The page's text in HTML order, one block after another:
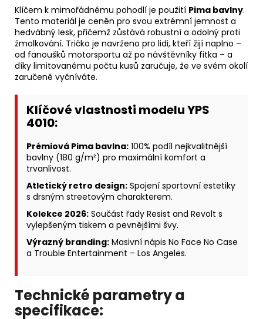
Klíčem k mimořádnému pohodlí je použití Pima bavlny.
Tento materiál je ceněn pro svou extrémní jemnost a
hedvábný lesk, přičemž zůstává robustní a odolný proti
žmolkování. Tričko je navrženo pro lidi, kteří žijí naplno –
od fanoušků motorsportu až po návštěvníky fitka – a
díky limitovanému počtu kusů zaručuje, že ve svém okolí
zaručeně vyčníváte.
Klíčové vlastnosti modelu YPS
4010:
Prémiová Pima bavlna: 100% podíl nejkvalitnější
bavlny (180 g/m²) pro maximální komfort a
trvanlivost.
Atletický retro design: Spojení sportovní estetiky
s drsným streetovým charakterem.
Kolekce 2026: Součást řady Resist and Revolt s
vylepšeným tiskem a pevnějšími švy.
Výrazný branding: Masivní nápis No Face No Case
a Trouble Entertainment – Los Angeles.
Technické parametry a
specifikace: